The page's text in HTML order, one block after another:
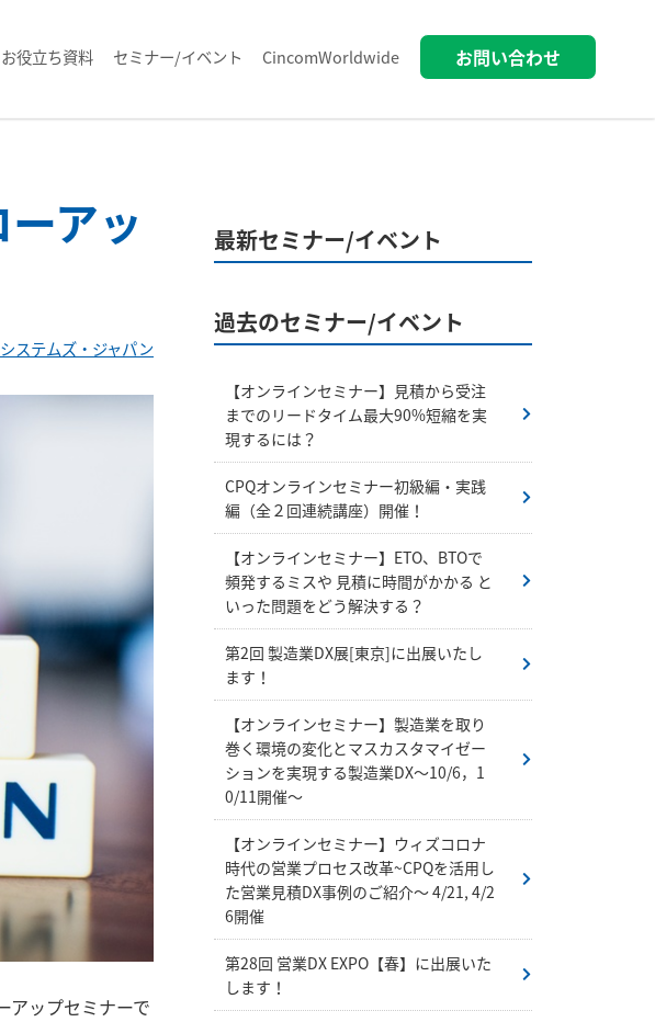
お役立ち資料 セミナー/イベント CincomWorldwide お問い合わせ
アッ
ステムズ・ジャパン
アップセミナーで
最新セミナー/イベント
過去のセミナー/イベント
【オンラインセミナー】見積から受注
までのリードタイム最大90%短縮を実
現するには？
CPQオンラインセミナー初級編・実践
編（全２回連続講座）開催！
【オンラインセミナー】ETO、BTOで
頻発するミスや 見積に時間がかかる と
いった問題をどう解決する？
第2回 製造業DX展[東京]に出展いたし
ます！
【オンラインセミナー】製造業を取り
巻く環境の変化とマスカスタマイゼー
ションを実現する製造業DX～10/6，1
0/11開催～
【オンラインセミナー】ウィズコロナ
時代の営業プロセス改革~CPQを活用し
た営業見積DX事例のご紹介～ 4/21, 4/2
6開催
第28回 営業DX EXPO【春】に出展いた
します！